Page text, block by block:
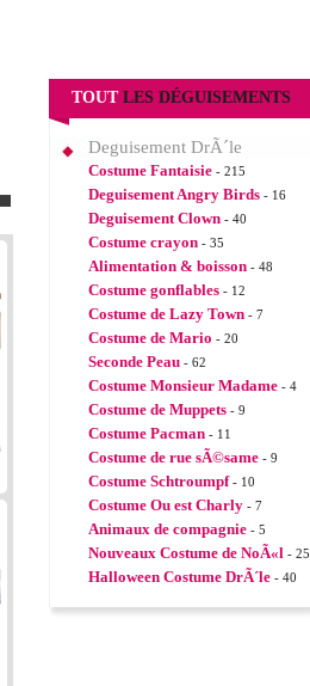
TOUT LES DÉGUISEMENTS
Deguisement DrÃ´le
Costume Fantaisie - 215
Deguisement Angry Birds - 16
Deguisement Clown - 40
Costume crayon - 35
Alimentation & boisson - 48
Costume gonflables - 12
Costume de Lazy Town - 7
Costume de Mario - 20
Seconde Peau - 62
Costume Monsieur Madame - 4
Costume de Muppets - 9
Costume Pacman - 11
Costume de rue sÃ©same - 9
Costume Schtroumpf- 10
Costume Ou est Charly - 7
Animaux de compagnie - 5
Nouveaux Costume de NoÃ«l - 25
Halloween Costume DrÃ´le - 40